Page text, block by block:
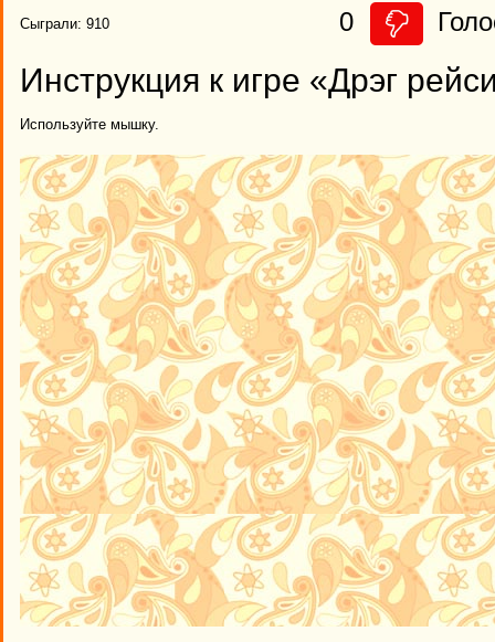
Сыграли: 910 0
Инструкция к игре «Дрэг
Используйте мышку.